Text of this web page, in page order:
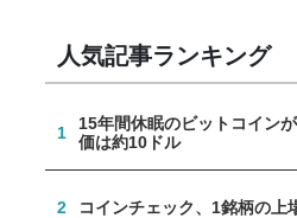
人気記事ランキング
1
15年間休眠のビットコイン
価は約10ドル
2 コインチェック、1銘柄の上